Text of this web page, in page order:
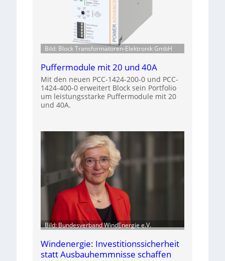
Bild: Block Transformatoren-Elektronik GmbH
Puffermodule mit 20 und 40A
Mit den neuen PCC-1424-200-0 und PCC-
1424-400-0 erweitert Block sein Portfolio
um leistungsstarke Puffermodule mit 20
und 40A.
Bild: Bundesverband WindEnergie e.V.
Windenergie: Investitionssicherheit
statt Ausbauhemmnisse schaffen